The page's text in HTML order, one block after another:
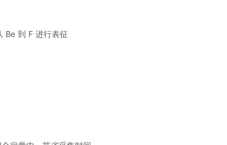
Be 到 F 进行表征